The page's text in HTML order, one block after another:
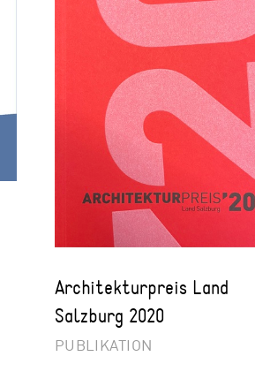
Architekturpreis Land
Salzburg 2020
PUBLIKATION